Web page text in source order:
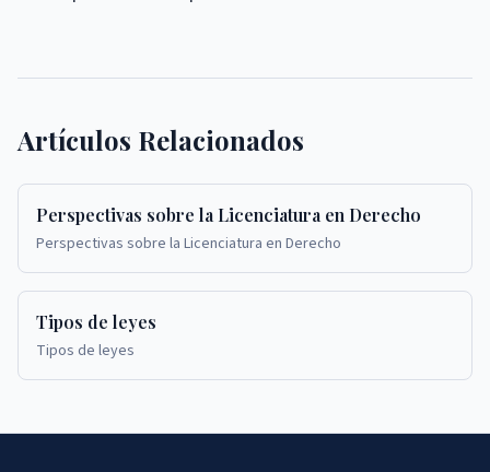
Artículos Relacionados
Perspectivas sobre la Licenciatura en Derecho
Perspectivas sobre la Licenciatura en Derecho
Tipos de leyes
Tipos de leyes